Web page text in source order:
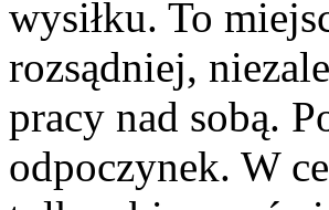
wysiłku. To
rozsądniej,
pracy nad sobą.
odpoczynek. W